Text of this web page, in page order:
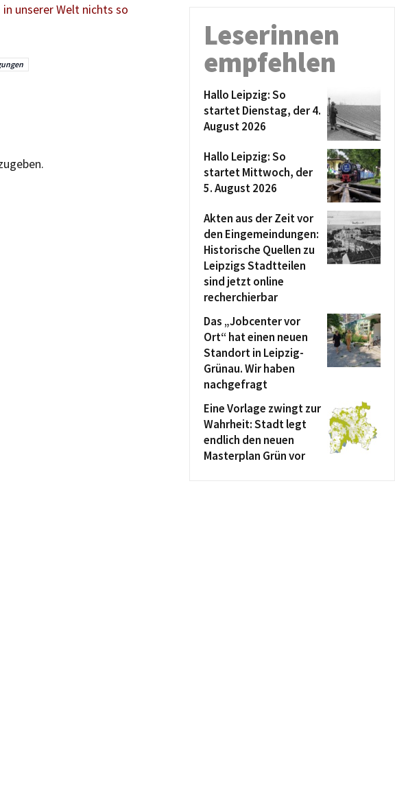
unserer Welt nichts so
Leserinnen
empfehlen
Hallo Leipzig: So
startet Dienstag, der 4.
August 2026
Hallo Leipzig: So
startet Mittwoch, der
5. August 2026
Akten aus der Zeit vor
den Eingemeindungen:
Historische Quellen zu
Leipzigs Stadtteilen
sind jetzt online
recherchierbar
Das „Jobcenter vor
Ort“ hat einen neuen
Standort in Leipzig-
Grünau. Wir haben
nachgefragt
Eine Vorlage zwingt zur
Wahrheit: Stadt legt
endlich den neuen
Masterplan Grün vor